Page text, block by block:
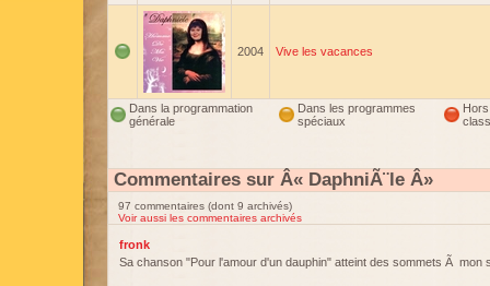
2004 Vive les vacances
Dans la programmation
générale
Dans les programmes
spéciaux
Hors
Commentaires sur Â« DaphniÃ¨le Â»
97 commentaires (dont 9 archivés)
Voir aussi les commentaires archivés
fronk
Sa chanson "Pour l'amour d'un dauphin" atteint des sommets Ã mon